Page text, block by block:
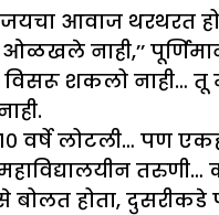
आवाज थरथरत
ओळखले नाही,’’
विसरू शकलो
वर्षे लोटली… पण
होता, दुसरीकडे